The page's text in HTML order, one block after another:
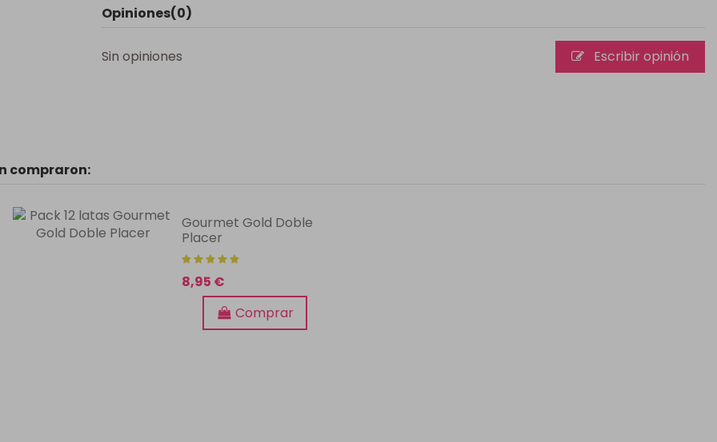
Opiniones(0)
Sin opiniones Escribir opinión
compraron:
Gourmet Gold Doble
Placer
8,95 €
Comprar